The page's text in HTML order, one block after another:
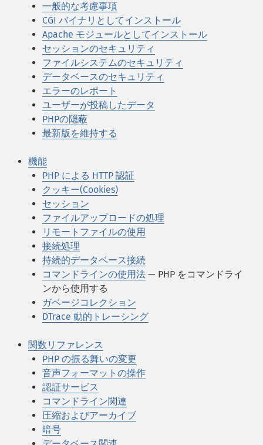
一般的な考慮事項
CGI バイナリとしてインストール
Apache モジュールとしてインストール
セッションのセキュリティ
ファイルシステムのセキュリティ
データベースのセキュリティ
エラーのレポート
ユーザーが投稿したデータ
PHPの隠蔽
最新版を維持する
機能
PHP による HTTP 認証
クッキー(Cookies)
セッション
ファイルアップロードの処理
リモートファイルの使用
接続処理
持続的データベース接続
コマンドラインの使用法 — PHP をコマンドライ
ンから使用する
ガベージコレクション
DTrace 動的トレーシング
関数リファレンス
PHP の振る舞いの変更
音声フォーマットの操作
認証サービス
コマンドライン関連
圧縮およびアーカイブ
暗号